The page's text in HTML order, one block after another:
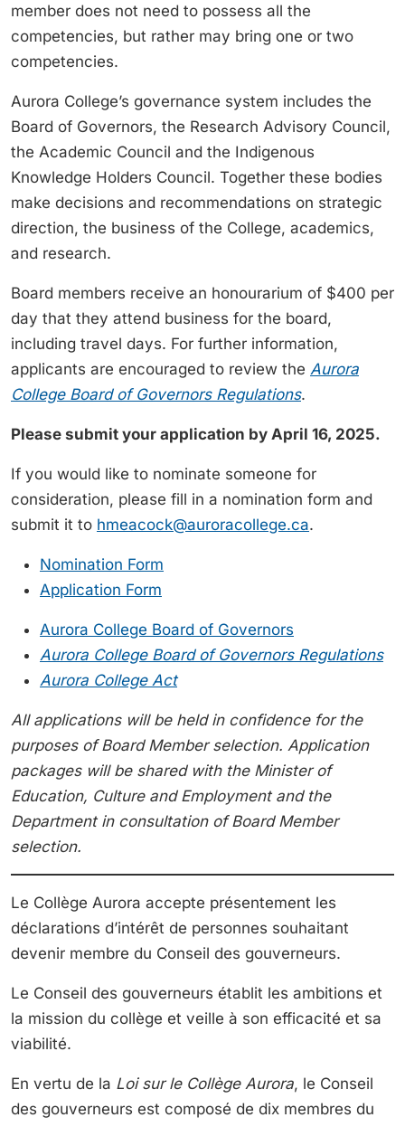
member does not need to possess all the
competencies, but rather may bring one or two
competencies.
Aurora College’s governance system includes the
Board of Governors, the Research Advisory Council,
the Academic Council and the Indigenous
Knowledge Holders Council. Together these bodies
make decisions and recommendations on strategic
direction, the business of the College, academics,
and research.
Board members receive an honourarium of $400 per
day that they attend business for the board,
including travel days. For further information,
applicants are encouraged to review the Aurora
College Board of Governors Regulations.
Please submit your application by April 16, 2025.
If you would like to nominate someone for
consideration, please fill in a nomination form and
submit it to hmeacock@auroracollege.ca.
Nomination Form
Application Form
Aurora College Board of Governors
Aurora College Board of Governors Regulations
Aurora College Act
All applications will be held in confidence for the
purposes of Board Member selection. Application
packages will be shared with the Minister of
Education, Culture and Employment and the
Department in consultation of Board Member
selection.
Le Collège Aurora accepte présentement les
déclarations d’intérêt de personnes souhaitant
devenir membre du Conseil des gouverneurs.
Le Conseil des gouverneurs établit les ambitions et
la mission du collège et veille à son efficacité et sa
viabilité.
En vertu de la Loi sur le Collège Aurora, le Conseil
des gouverneurs est composé de dix membres du